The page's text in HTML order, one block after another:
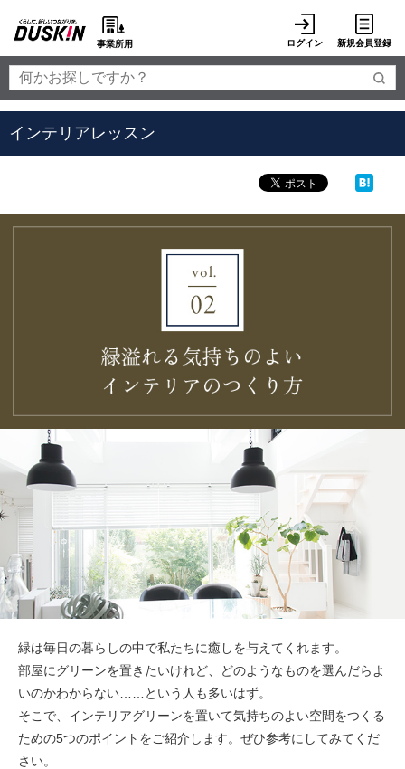
事業所用 ログイン 新規会員登録
インテリアレッスン
緑は毎日の暮らしの中で私たちに癒しを与えてくれます。
部屋にグリーンを置きたいけれど、どのようなものを選んだらよ
いのかわからない……という人も多いはず。
そこで、インテリアグリーンを置いて気持ちのよい空間をつくる
ための5つのポイントをご紹介します。ぜひ参考にしてみてくだ
さい。